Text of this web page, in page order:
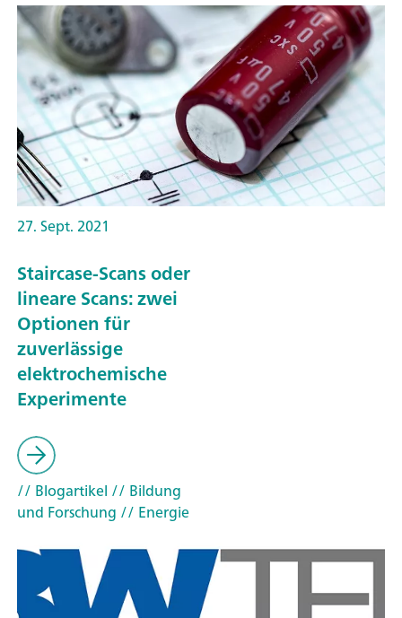
27. Sept. 2021
Staircase-Scans oder
lineare Scans: zwei
Optionen für
zuverlässige
elektrochemische
Experimente
// Blogartikel // Bildung
und Forschung // Energie